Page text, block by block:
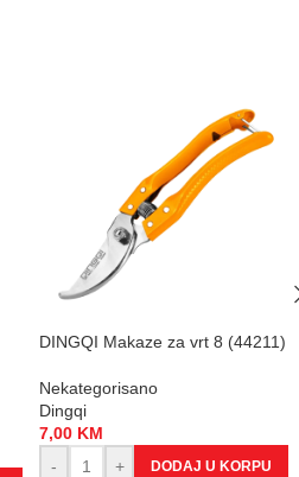
DINGQI Makaze za vrt 8 (44211)
Nekategorisano
Dingqi
7,00 KM
-
+ DODAJ U KORPU